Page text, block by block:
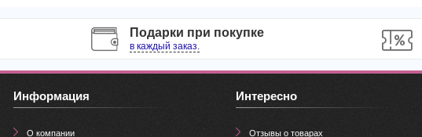
Подарки при покупке
в каждый заказ.
Информация
О компании
Интересно
Отзывы о товарах